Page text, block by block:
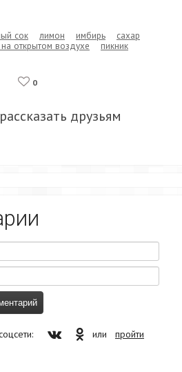
сок лимон имбирь
сахар
открытом воздухе
пикник
0
друзьям
или пройти